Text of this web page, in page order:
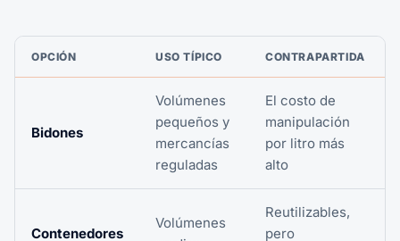
OPCIÓN USO TÍPICO CONTRAPARTIDA
Bidones
Volúmenes
pequeños y
mercancías
reguladas
El costo de
manipulación
por litro más
alto
Contenedores
Volúmenes
Reutilizables,
pero